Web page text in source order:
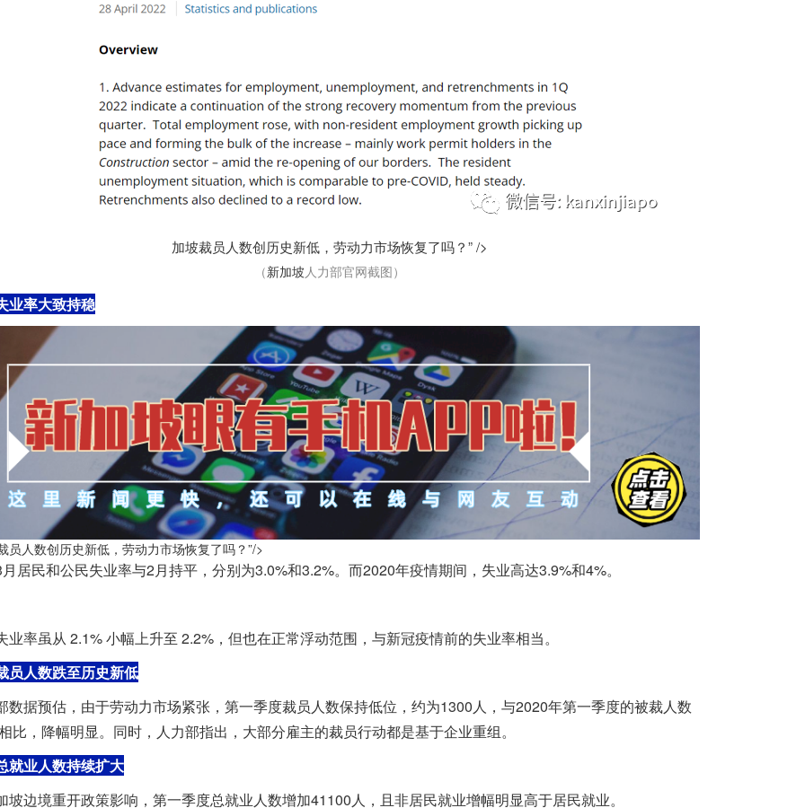
加坡裁员人数创历史新低，劳动力市场恢复了吗？” />
（新加坡人力部官网截图）
业率大致持稳
员人数创历史新低，劳动力市场恢复了吗？”/>
居民和公民失业率与2月持平，分别为3.0%和3.2%。而2020年疫情期间，失业高达3.9%和4%。
业率虽从 2.1% 小幅上升至 2.2%，但也在正常浮动范围，与新冠疫情前的失业率相当。
员人数跌至历史新低
数据预估，由于劳动力市场紧张，第一季度裁员人数保持低位，约为1300人，与2020年第一季度的被裁人数
比，降幅明显。同时，人力部指出，大部分雇主的裁员行动都是基于企业重组。
就业人数持续扩大
坡边境重开政策影响，第一季度总就业人数增加41100人，且非居民就业增幅明显高于居民就业。